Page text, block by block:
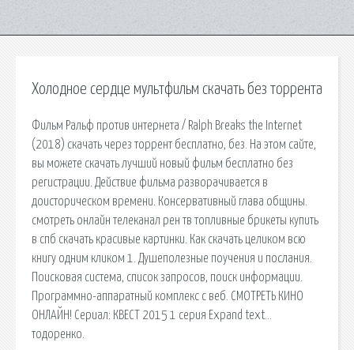
Холодное сердце мультфильм скачать без торрента
Фильм Ральф против интернета / Ralph Breaks the Internet
(2018) скачать через торрент бесплатно, без. На этом сайте,
вы можете скачать лучший новый фильм бесплатно без
регистрации. Действие фильма разворачивается в
доисторическом времени. Консервативный глава общины.
смотреть онлайн телеканал рен тв топливные брикеты купить
в спб скачать красивые картинки. Как скачать целиком всю
книгу одним кликом 1. Душеполезные поучения и послания.
Поисковая сиcтема, список запросов, поиск информации.
Программно-аппаратный комплекс с веб. СМОТРЕТЬ КИНО
ОНЛАЙН! Сериал: КВЕСТ 2015 1 серия Expand text…
тодоренко.